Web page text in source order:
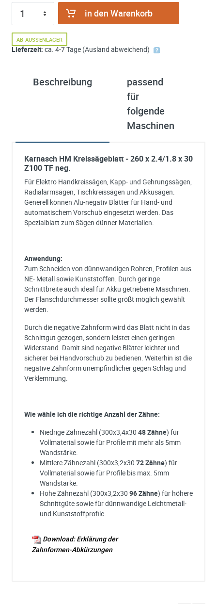
in den Warenkorb
AB AUSSENLAGER
Lieferzeit: ca. 4-7 Tage (Ausland abweichend)
Beschreibung
passend
für
folgende
Maschinen
Karnasch HM Kreissägeblatt - 260 x 2.4/1.8 x 30
Z100 TF neg.
Für Elektro Handkreissägen, Kapp- und Gehrungssägen,
Radialarmsägen, Tischkreissägen und Akkusägen.
Generell können Alu-negativ Blätter für Hand- und
automatischem Vorschub eingesetzt werden. Das
Spezialblatt zum Sägen dünner Materialien.
Anwendung:
Zum Schneiden von dünnwandigen Rohren, Profilen aus
NE- Metall sowie Kunststoffen. Durch geringe
Schnittbreite auch ideal für Akku getriebene Maschinen.
Der Flanschdurchmesser sollte größt möglich gewählt
werden.
Durch die negative Zahnform wird das Blatt nicht in das
Schnittgut gezogen, sondern leistet einen geringen
Widerstand. Damit sind negative Blätter leichter und
sicherer bei Handvorschub zu bedienen. Weiterhin ist die
negative Zahnform unempfindlicher gegen Schlag und
Verklemmung.
Wie wähle ich die richtige Anzahl der Zähne:
Niedrige Zähnezahl (300x3,4x30 48 Zähne) für
Vollmaterial sowie für Profile mit mehr als 5mm
Wandstärke.
Mittlere Zähnezahl (300x3,2x30 72 Zähne) für
Vollmaterial sowie für Profile bis max. 5mm
Wandstärke.
Hohe Zähnezahl (300x3,2x30 96 Zähne) für höhere
Schnittgüte sowie für dünnwandige Leichtmetall-
und Kunststoffprofile.
Download: Erklärung der
Zahnformen-Abkürzungen